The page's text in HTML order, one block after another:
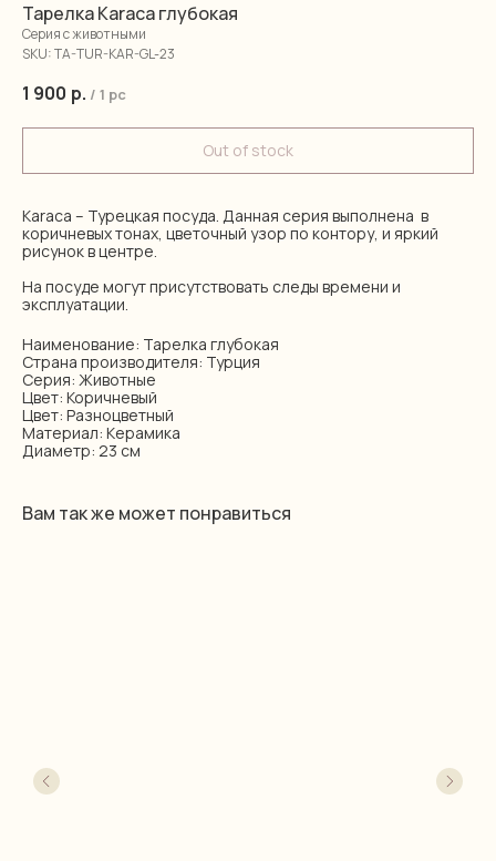
Тарелка Karaca глубокая
Серия с животными
SKU:TA-TUR-KAR-GL-23
1 900 р. / 1 pc
Out of stock
Karaca – Турецкая посуда. Данная серия выполнена в
коричневых тонах, цветочный узор по контору, и яркий
рисунок в центре.
На посуде могут присутствовать следы времени и
эксплуатации.
Наименование: Тарелка глубокая
Страна производителя: Турция
Серия: Животные
Цвет: Коричневый
Цвет: Разноцветный
Материал: Керамика
Диаметр: 23 см
Вам так же может понравиться